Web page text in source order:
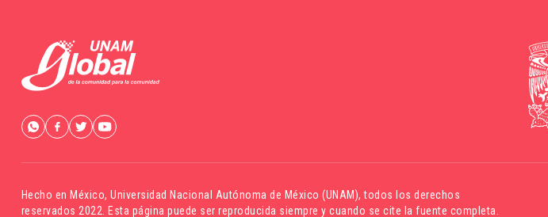
Hecho en México,Universidad Nacional Autónoma de México (UNAM), todos los derechos
reservados 2022. Esta página puede ser reproducida siempre y cuando se cite la fuente completa.